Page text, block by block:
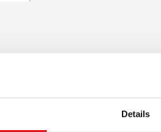
Details
resistere al più impegnativo dei
di essere all'altezza